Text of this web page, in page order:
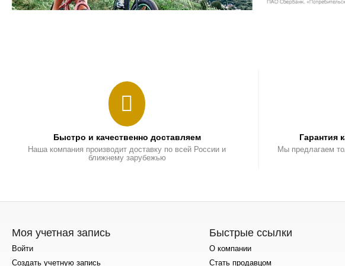
Быстро и качественно доставляем
Наша компания производит доставку по всей России и
ближнему зарубежью
Гарантия
Мы предлагаем
Моя учетная запись
Войти
Создать учетную запись
Быстрые ссылки
О компании
Стать продавцом